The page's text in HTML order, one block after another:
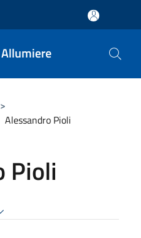
>
Alessandro Pioli
Pioli